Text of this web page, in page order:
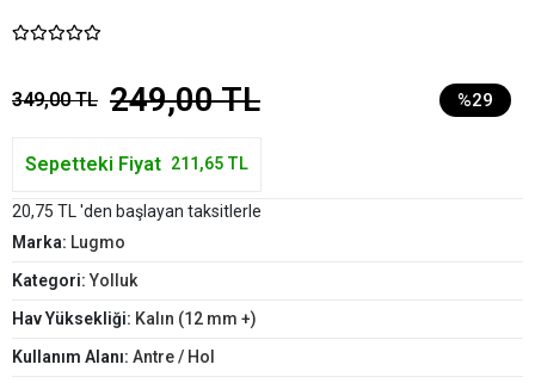
349,00 TL 249,00 TL %29
Sepetteki Fiyat 211,65 TL
20,75 TL 'den başlayan taksitlerle
Marka: Lugmo
Kategori:Yolluk
Hav Yüksekliği: Kalın (12 mm +)
Kullanım Alanı: Antre / Hol